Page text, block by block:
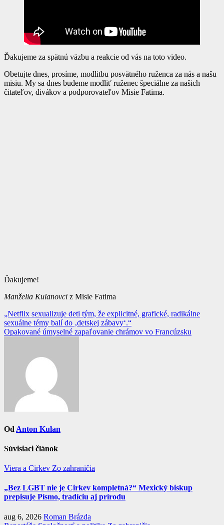
Ďakujeme za spätnú väzbu a reakcie od vás na toto video.
Obetujte dnes, prosíme, modlitbu posvätného ruženca za nás a našu
misiu. My sa dnes budeme modliť ruženec špeciálne za našich
čitateľov, divákov a podporovateľov Misie Fatima.
Ďakujeme!
Manželia Kulanovci z Misie Fatima
Navigácia
v
„Netflix sexualizuje deti tým, že explicitné, grafické, radikálne
sexuálne témy balí do ‚detskej zábavy‘.“
Opakované úmyselné zapaľovanie chrámov vo Francúzsku
Od Anton Kulan
Súvisiaci článok
Viera a Cirkev Zo zahraničia
„Bez LGBT nie je Cirkev kompletná?“ Mexický biskup
prepisuje Písmo, tradíciu aj prírodu
aug 6, 2026 Roman Brázda